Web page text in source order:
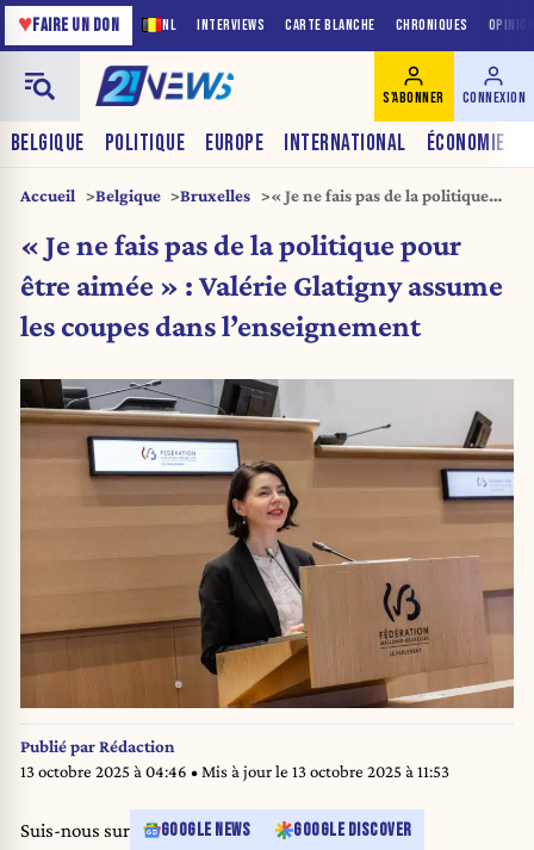
NL INTERVIEWS CARTE BLANCHE CHRONIQUES
♥FAIRE UN DON
BELGIQUE POLITIQUE EUROPE INTERNATIONAL ÉCONOMIE
S'ABONNER CONNEXION
Accueil Belgique Bruxelles
« Je ne fais pas de la politique
Glatigny assume les coupes dans
l’enseignement
« Je ne fais pas de la politique pour
être aimée » : Valérie Glatigny assume
les coupes dans l’enseignement
Publié parRédaction
13 octobre 2025 à 04:46 • Mis à jour le 13 octobre 2025 à 11:53
Suis-nous sur GOOGLE NEWS GOOGLE DISCOVER